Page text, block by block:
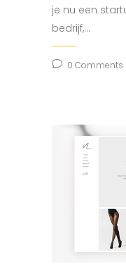
je nu een
bedrijf,...
0 Comments